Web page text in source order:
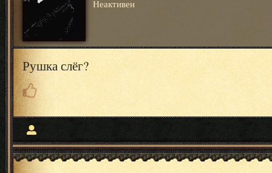
Неактивен
Рушка слёг?